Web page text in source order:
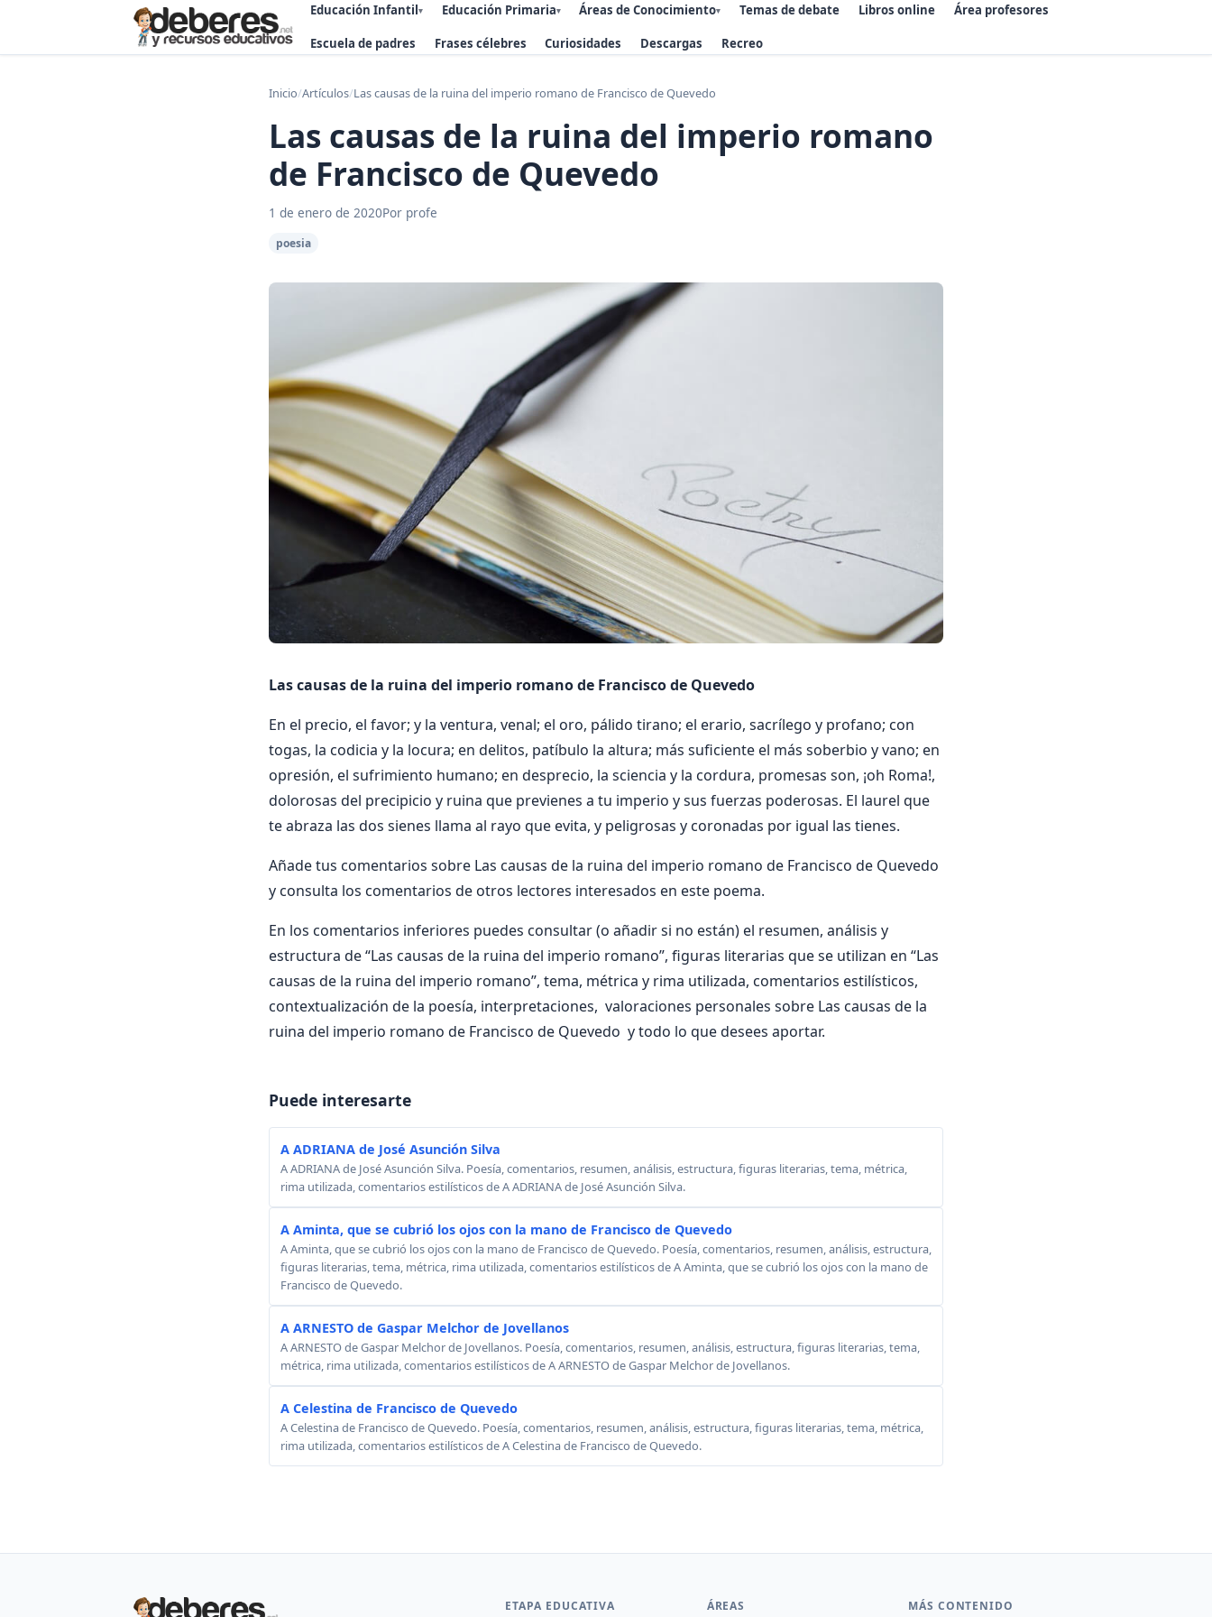
Educación Infantil▾ Educación Primaria▾ Áreas de Conocimiento▾ Temas de debate Libros online Área profesores
Escuela de padres Frases célebres Curiosidades Descargas Recreo
Inicio/Artículos/Las causas de la ruina del imperio romano de Francisco de Quevedo
Las causas de la ruina del imperio romano
de Francisco de Quevedo
1 de enero de 2020Por profe
poesia
Las causas de la ruina del imperio romano de Francisco de Quevedo
En el precio, el favor; y la ventura, venal; el oro, pálido tirano; el erario, sacrílego y profano; con
togas, la codicia y la locura; en delitos, patíbulo la altura; más suficiente el más soberbio y vano; en
opresión, el sufrimiento humano; en desprecio, la sciencia y la cordura, promesas son, ¡oh Roma!,
dolorosas del precipicio y ruina que previenes a tu imperio y sus fuerzas poderosas. El laurel que
te abraza las dos sienes llama al rayo que evita, y peligrosas y coronadas por igual las tienes.
Añade tus comentarios sobre Las causas de la ruina del imperio romano de Francisco de Quevedo
y consulta los comentarios de otros lectores interesados en este poema.
En los comentarios inferiores puedes consultar (o añadir si no están) el resumen, análisis y
estructura de “Las causas de la ruina del imperio romano”, figuras literarias que se utilizan en “Las
causas de la ruina del imperio romano”, tema, métrica y rima utilizada, comentarios estilísticos,
contextualización de la poesía, interpretaciones, valoraciones personales sobre Las causas de la
ruina del imperio romano de Francisco de Quevedo y todo lo que desees aportar.
Puede interesarte
A ADRIANA de José Asunción Silva
A ADRIANA de José Asunción Silva. Poesía, comentarios, resumen, análisis, estructura, figuras literarias, tema, métrica,
rima utilizada, comentarios estilísticos de A ADRIANA de José Asunción Silva.
A Aminta, que se cubrió los ojos con la mano de Francisco de Quevedo
A Aminta, que se cubrió los ojos con la mano de Francisco de Quevedo. Poesía, comentarios, resumen, análisis, estructura,
figuras literarias, tema, métrica, rima utilizada, comentarios estilísticos de A Aminta, que se cubrió los ojos con la mano de
Francisco de Quevedo.
A ARNESTO de Gaspar Melchor de Jovellanos
A ARNESTO de Gaspar Melchor de Jovellanos. Poesía, comentarios, resumen, análisis, estructura, figuras literarias, tema,
métrica, rima utilizada, comentarios estilísticos de A ARNESTO de Gaspar Melchor de Jovellanos.
A Celestina de Francisco de Quevedo
A Celestina de Francisco de Quevedo. Poesía, comentarios, resumen, análisis, estructura, figuras literarias, tema, métrica,
rima utilizada, comentarios estilísticos de A Celestina de Francisco de Quevedo.
ETAPA EDUCATIVA ÁREAS MÁS CONTENIDO